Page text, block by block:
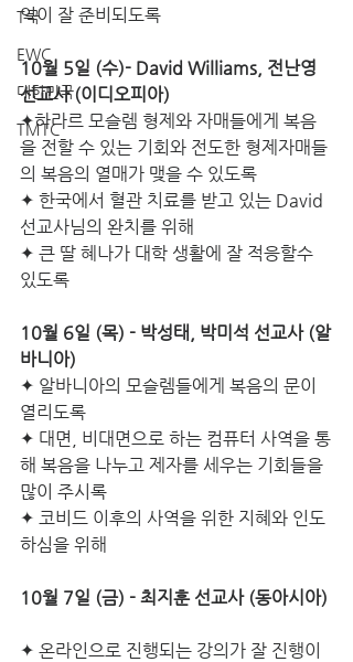
T국
EWC
대한민국
TMTC
역이 잘 준비되도록
10월 5일 (수)- David Williams, 전난영
선교사 (이디오피아)
✦하라르 모슬렘 형제와 자매들에게 복음
을 전할 수 있는 기회와 전도한 형제자매들
의 복음의 열매가 맺을 수 있도록
✦ 한국에서 혈관 치료를 받고 있는 David
선교사님의 완치를 위해
✦ 큰 딸 혜나가 대학 생활에 잘 적응할수
있도록
10월 6일 (목) - 박성태, 박미석 선교사 (알
바니아)
✦ 알바니아의 모슬렘들에게 복음의 문이
열리도록
✦ 대면, 비대면으로 하는 컴퓨터 사역을 통
해 복음을 나누고 제자를 세우는 기회들을
많이 주시록
✦ 코비드 이후의 사역을 위한 지혜와 인도
하심을 위해
10월 7일 (금) - 최지훈 선교사 (동아시아)
✦ 온라인으로 진행되는 강의가 잘 진행이